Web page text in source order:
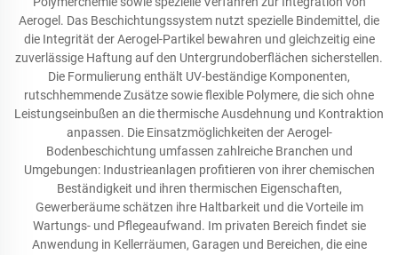
Aerogel. Das Beschichtungssystem nutzt spezielle Bindemittel, die
die Integrität der Aerogel-Partikel bewahren und gleichzeitig eine
zuverlässige Haftung auf den Untergrundoberflächen sicherstellen.
Die Formulierung enthält UV-beständige Komponenten,
rutschhemmende Zusätze sowie flexible Polymere, die sich ohne
Leistungseinbußen an die thermische Ausdehnung und Kontraktion
anpassen. Die Einsatzmöglichkeiten der Aerogel-
Bodenbeschichtung umfassen zahlreiche Branchen und
Umgebungen: Industrieanlagen profitieren von ihrer chemischen
Beständigkeit und ihren thermischen Eigenschaften,
Gewerberäume schätzen ihre Haltbarkeit und die Vorteile im
Wartungs- und Pflegeaufwand. Im privaten Bereich findet sie
Anwendung in Kellerräumen, Garagen und Bereichen, die eine